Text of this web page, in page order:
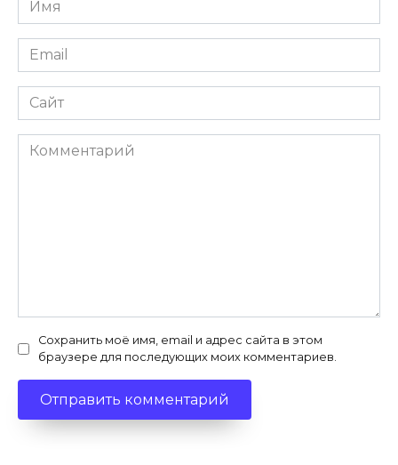
*
Email
*
Сайт
Комментарий
Сохранить моё имя, email и адрес сайта в этом
браузере для последующих моих комментариев.